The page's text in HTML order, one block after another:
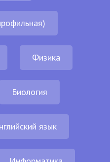
Физика
Биология
язык